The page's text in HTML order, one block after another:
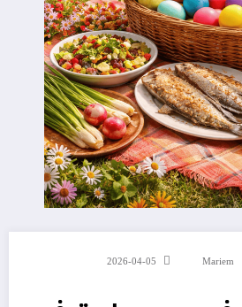
Mariem
2026-04-05